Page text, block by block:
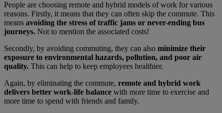
People are choosing remote and hybrid models of work for various
reasons. Firstly, it means that they can often skip the commute. This
means avoiding the stress of traffic jams or never-ending bus
journeys. Not to mention the associated costs!
Secondly, by avoiding commuting, they can also minimize their
exposure to environmental hazards, pollution, and poor air
quality. This can help to keep employees healthier.
Again, by eliminating the commute, remote and hybrid work
delivers better work-life balance with more time to exercise and
more time to spend with friends and family.